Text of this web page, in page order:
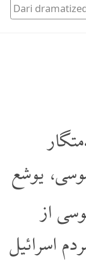
Dari
یوشع
از
اسرائیل